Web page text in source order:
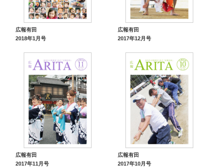
広報有田
2018年1月号
広報有田
2017年12月号
広報有田
2017年11月号
広報有田
2017年10月号